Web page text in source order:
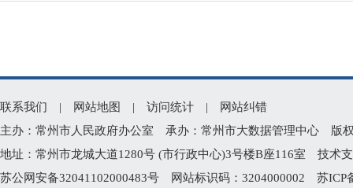
联系我们 | 网站地图 | 访问统计 |
网站纠错
主办：常州市人民政府办公室 承办：常州市大数据管理中心 版
地址：常州市龙城大道1280号 (市行政中心)3号楼B座116室 技术
苏公网安备32041102000483号 网站标识码：3204000002 苏ICP